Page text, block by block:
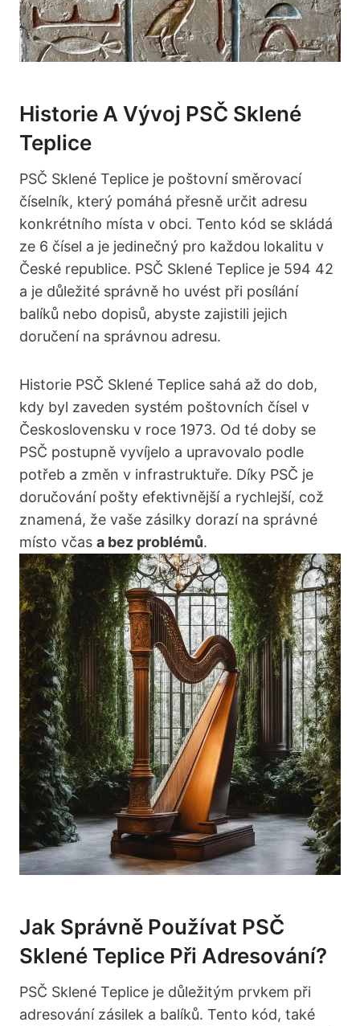
Historie A Vývoj PSČ Sklené
Teplice
PSČ Sklené Teplice je⁤ poštovní⁢ směrovací
⁣číselník, ‌který pomáhá přesně⁤ určit adresu
konkrétního místa v obci. Tento kód se skládá
ze 6 čísel a je jedinečný pro každou lokalitu v
České ‌republice. PSČ Sklené Teplice je 594 42
a je důležité správně ho uvést při posílání
balíků​ nebo dopisů, ⁢abyste zajistili jejich
doručení na správnou adresu.
Historie PSČ Sklené Teplice sahá až do‌ dob,
kdy byl⁣ zaveden systém poštovních čísel v
Československu v roce 1973. Od té doby⁣ se
PSČ postupně vyvíjelo a upravovalo podle
potřeb a změn v ‍infrastruktuře.​ Díky PSČ je
doručování pošty efektivnější⁢ a rychlejší, což
znamená, že vaše‍ zásilky dorazí na správné
místo včas a bez problémů.
Jak Správně Používat ​PSČ
Sklené Teplice Při Adresování?
PSČ‌ Sklené Teplice je důležitým prvkem při
adresování zásilek a balíků. Tento kód, také⁢